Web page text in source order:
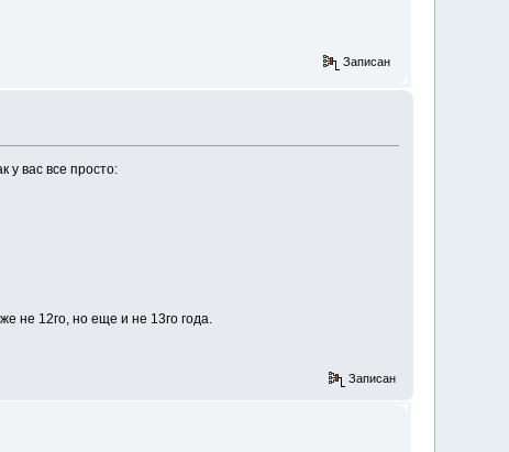
Записан
у вас все просто:
не 12го, но еще и не 13го года.
Записан